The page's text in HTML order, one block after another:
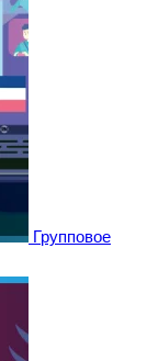
Групповое